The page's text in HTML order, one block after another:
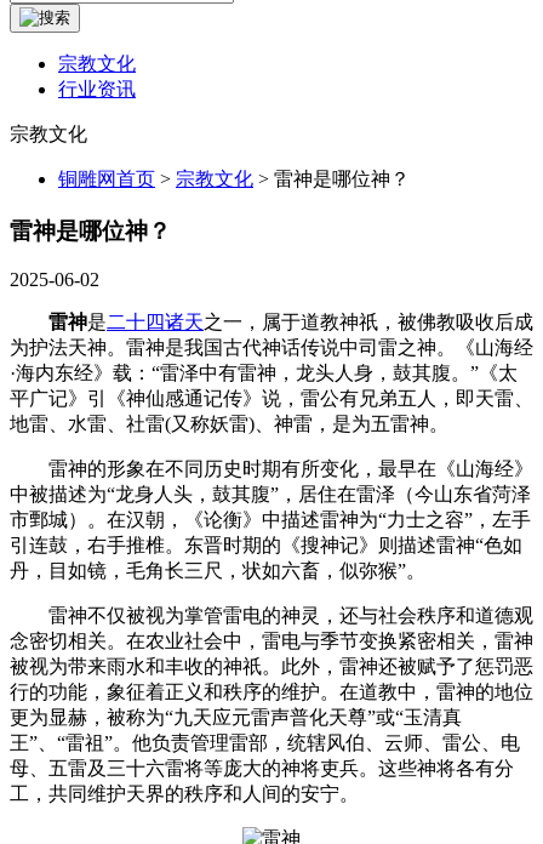
宗教文化
行业资讯
宗教文化
铜雕网首页 > 宗教文化 > 雷神是哪位神？
雷神是哪位神？
2025-06-02
雷神是二十四诸天之一‌，属于道教神祇，被佛教吸收后成
为护法天神。雷神是我国古代神话传说中司雷之神。《山海经
·海内东经》载：“雷泽中有雷神，龙头人身，鼓其腹。”《太
平广记》引《神仙感通记传》说，雷公有兄弟五人，即天雷、
地雷、水雷、社雷(又称妖雷)、神雷，是为五雷神。
雷神的形象在不同历史时期有所变化，最早在《山海经》
中被描述为“龙身人头，鼓其腹”，居住在雷泽（今山东省菏泽
市鄄城）‌。在汉朝，《论衡》中描述雷神为“力士之容”，左手
引连鼓，右手推椎‌。东晋时期的《搜神记》则描述雷神“色如
丹，目如镜，毛角长三尺，状如六畜，似弥猴”‌。
雷神不仅被视为掌管雷电的神灵，还与社会秩序和道德观
念密切相关。在农业社会中，雷电与季节变换紧密相关，雷神
被视为带来雨水和丰收的神祇。此外，雷神还被赋予了惩罚恶
行的功能，象征着正义和秩序的维护‌。在道教中，雷神的地位
更为显赫，被称为“九天应元雷声普化天尊”或“玉清真
王”、“雷祖”。他负责管理雷部，统辖风伯、云师、雷公、电
母、五雷及三十六雷将等庞大的神将吏兵。这些神将各有分
工，共同维护天界的秩序和人间的安宁‌。